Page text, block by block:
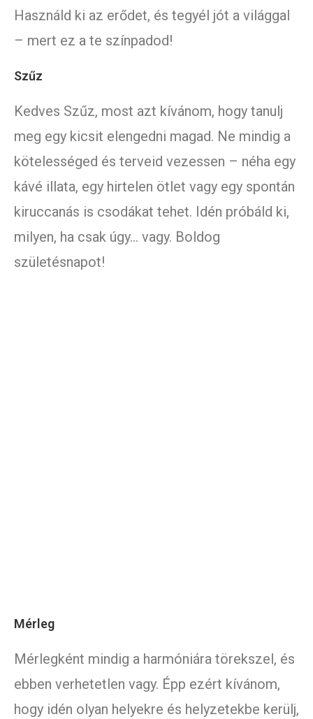
Használd ki az erődet, és tegyél jót a világgal
– mert ez a te színpadod!
Szűz
Kedves Szűz, most azt kívánom, hogy tanulj
meg egy kicsit elengedni magad. Ne mindig a
kötelességed és terveid vezessen – néha egy
kávé illata, egy hirtelen ötlet vagy egy spontán
kiruccanás is csodákat tehet. Idén próbáld ki,
milyen, ha csak úgy… vagy. Boldog
születésnapot!
Mérleg
Mérlegként mindig a harmóniára törekszel, és
ebben verhetetlen vagy. Épp ezért kívánom,
hogy idén olyan helyekre és helyzetekbe kerülj,